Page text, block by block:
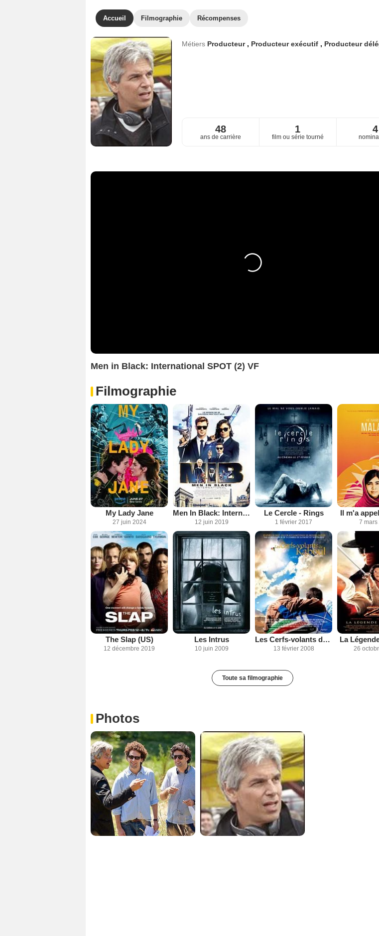
Accueil Filmographie Récompenses
Métiers Producteur , Producteur exécutif , Producteur
48
ans de carrière
1
film ou série tourné
4
Men in Black: International SPOT (2) VF
Filmographie
My Lady Jane
27 juin 2024
Men In Black: International
12 juin 2019
Le Cercle - Rings
1 février 2017
Il m'a
7 mars
The Slap (US)
12 décembre 2019
Les Intrus
10 juin 2009
Les Cerfs-volants de Kaboul
13 février 2008
La
26
Toute sa filmographie
Photos